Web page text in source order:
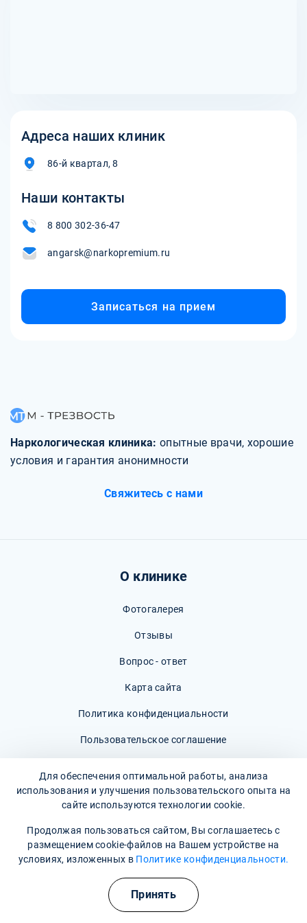
Адреса наших клиник
86-й квартал, 8
Наши контакты
8 800 302-36-47
angarsk@narkopremium.ru
Записаться на прием
Наркологическая клиника: опытные врачи, хорошие
условия и гарантия анонимности
Свяжитесь с нами
О клинике
Фотогалерея
Отзывы
Вопрос - ответ
Карта сайта
Политика конфиденциальности
Пользовательское соглашение
Наши контакты
г. Ангарск, 86-й квартал, 8
8 800 302-36-47 (Информационная служба)
Полезные курсы
Для обеспечения оптимальной работы, анализа
использования и улучшения пользовательского опыта на
сайте используются технологии cookie.
Продолжая пользоваться сайтом, Вы соглашаетесь с
размещением cookie-файлов на Вашем устройстве на
условиях, изложенных в Политике конфиденциальности.
Принять